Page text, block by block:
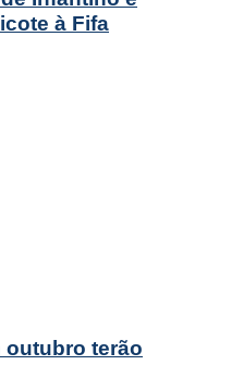
à Fifa
outubro terão